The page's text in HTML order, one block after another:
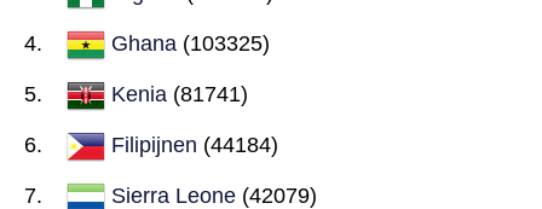
Ghana (103325)
Kenia (81741)
Filipijnen (44184)
Sierra Leone (42079)